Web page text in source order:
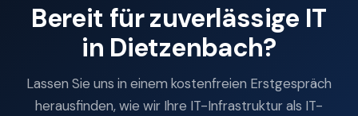
Bereit für zuverlässige IT
in Dietzenbach?
Lassen Sie uns in einem kostenfreien Erstgespräch
herausfinden, wie wir Ihre IT-Infrastruktur als IT-